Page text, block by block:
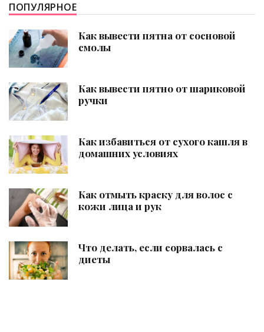
ПОПУЛЯРНОЕ
Как вывести пятна от сосновой
смолы
Как вывести пятно от шариковой
ручки
Как избавиться от сухого кашля в
домашних условиях
Как отмыть краску для волос с
кожи лица и рук
Что делать, если сорвалась с
диеты